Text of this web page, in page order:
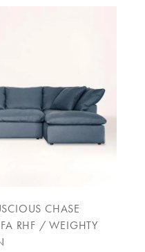
CHASE
RHF / WEIGHTY